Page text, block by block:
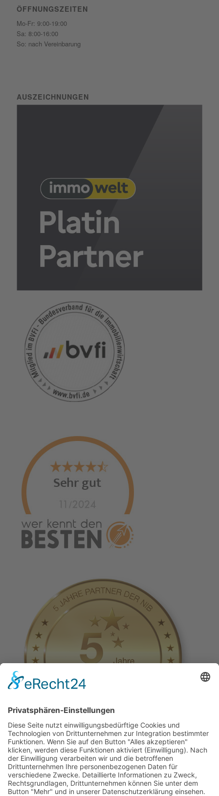
ÖFFNUNGSZEITEN
Mo-Fr: 9:00-19:00
Sa: 8:00-16:00
So: nach Vereinbarung
AUSZEICHNUNGEN